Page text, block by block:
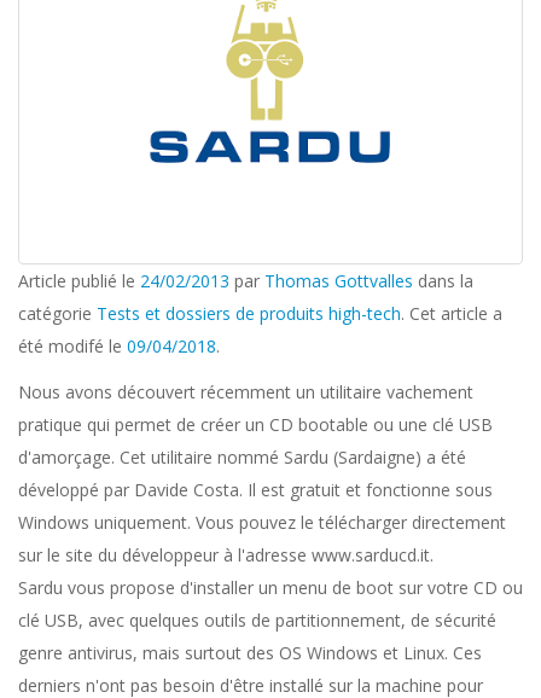
Article publié le 24/02/2013 par Thomas Gottvalles dans la
catégorie Tests et dossiers de produits high-tech. Cet article a
été modifé le 09/04/2018.
Nous avons découvert récemment un utilitaire vachement
pratique qui permet de créer un CD bootable ou une clé USB
d'amorçage. Cet utilitaire nommé Sardu (Sardaigne) a été
développé par Davide Costa. Il est gratuit et fonctionne sous
Windows uniquement. Vous pouvez le télécharger directement
sur le site du développeur à l'adresse www.sarducd.it.
Sardu vous propose d'installer un menu de boot sur votre CD ou
clé USB, avec quelques outils de partitionnement, de sécurité
genre antivirus, mais surtout des OS Windows et Linux. Ces
derniers n'ont pas besoin d'être installé sur la machine pour